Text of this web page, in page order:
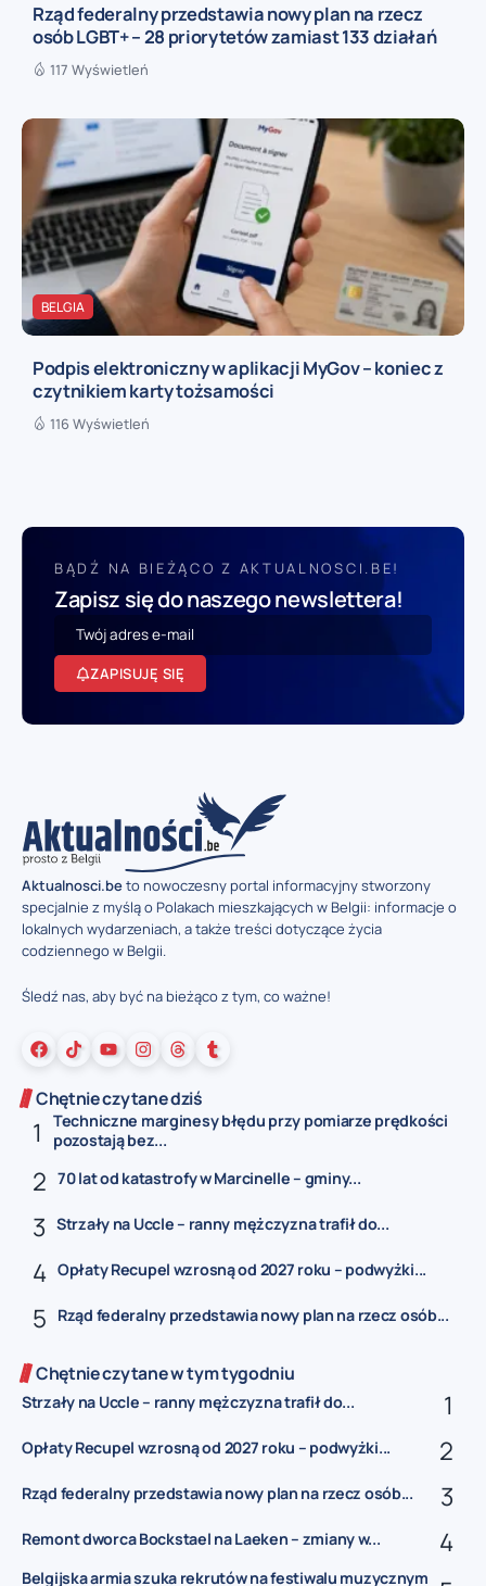
Rząd federalny przedstawia nowy plan na rzecz
osób LGBT+ – 28 priorytetów zamiast 133 działań
117 Wyświetleń
BELGIA
Podpis elektroniczny w aplikacji MyGov – koniec z
czytnikiem karty tożsamości
116 Wyświetleń
BĄDŹ NA BIEŻĄCO Z AKTUALNOSCI.BE!
Zapisz się do naszego newslettera!
ZAPISUJĘ SIĘ
Aktualnosci.beto nowoczesny portal informacyjny stworzony
specjalnie z myślą o Polakach mieszkających w Belgii: informacje o
lokalnych wydarzeniach, a także treści dotyczące życia
codziennego w Belgii.
Śledź nas, aby być na bieżąco z tym, co ważne!
Chętnie czytane dziś
Techniczne marginesy błędu przy pomiarze prędkości
pozostają bez...
70 lat od katastrofy w Marcinelle – gminy...
Strzały na Uccle – ranny mężczyzna trafił do...
Opłaty Recupel wzrosną od 2027 roku – podwyżki...
Rząd federalny przedstawia nowy plan na rzecz osób...
Chętnie czytane w tym tygodniu
Strzały na Uccle – ranny mężczyzna trafił do...
Opłaty Recupel wzrosną od 2027 roku – podwyżki...
Rząd federalny przedstawia nowy plan na rzecz osób...
Remont dworca Bockstael na Laeken – zmiany w...
Belgijska armia szuka rekrutów na festiwalu muzycznym